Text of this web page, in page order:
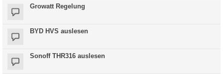
Growatt Regelung
BYD HVS auslesen
Sonoff THR316 auslesen